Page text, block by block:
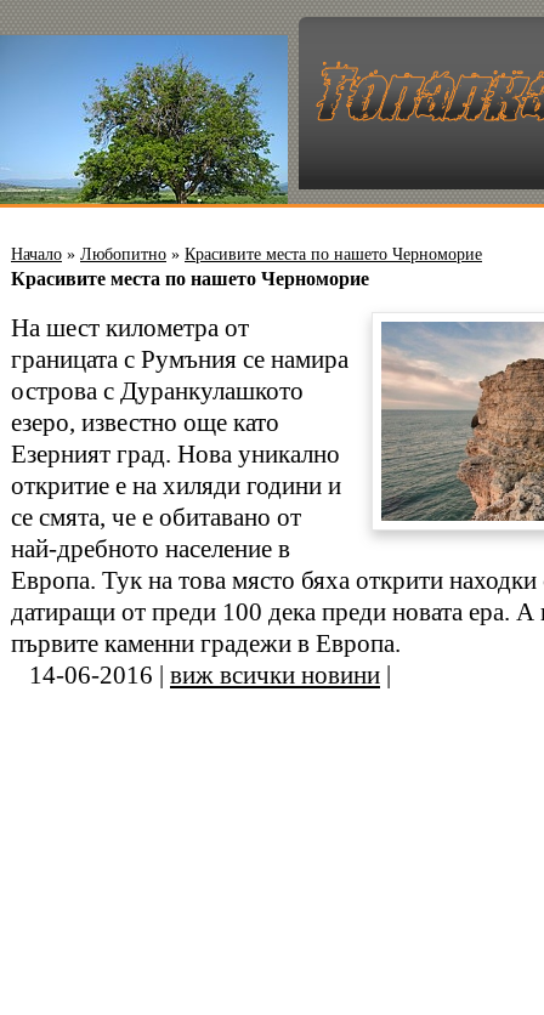
Начало » Любопитно » Красивите места по нашето Черноморие
Красивите места по нашето Черноморие
На шест километра от
границата с Румъния се намира
острова с Дуранкулашкото
езеро, известно още като
Езерният град. Нова уникално
откритие е на хиляди години и
се смята, че е обитавано от
най-дребното население в
Европа. Тук на това място бяха открити находки
датиращи от преди 100 дека преди новата ера. А
първите каменни градежи в Европа.
14-06-2016 | виж всички новини |